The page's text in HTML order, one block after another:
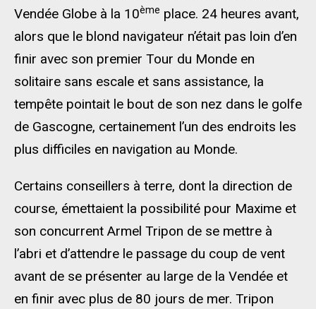
Vendée Globe à la 10ème place. 24 heures avant,
alors que le blond navigateur n’était pas loin d’en
finir avec son premier Tour du Monde en
solitaire sans escale et sans assistance, la
tempête pointait le bout de son nez dans le golfe
de Gascogne, certainement l’un des endroits les
plus difficiles en navigation au Monde.
Certains conseillers à terre, dont la direction de
course, émettaient la possibilité pour Maxime et
son concurrent Armel Tripon de se mettre à
l’abri et d’attendre le passage du coup de vent
avant de se présenter au large de la Vendée et
en finir avec plus de 80 jours de mer. Tripon